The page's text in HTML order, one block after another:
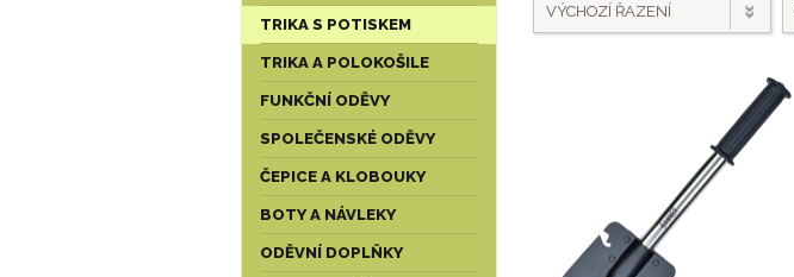
TRIKA S POTISKEM
TRIKA A POLOKOŠILE
FUNKČNÍ ODĚVY
SPOLEČENSKÉ ODĚVY
ČEPICE A KLOBOUKY
BOTY A NÁVLEKY
ODĚVNÍ DOPLŇKY
VÝCHOZÍ ŘAZENÍ